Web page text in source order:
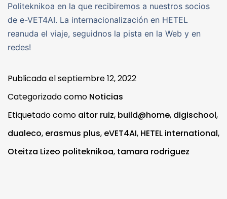
Politeknikoa en la que recibiremos a nuestros socios
de e-VET4AI. La internacionalización en HETEL
reanuda el viaje, seguidnos la pista en la Web y en
redes!
Publicada elseptiembre 12, 2022
Categorizado como Noticias
Etiquetado como aitor ruiz, build@home, digischool,
dualeco, erasmus plus, eVET4AI, HETEL international,
Oteitza Lizeo politeknikoa, tamara rodriguez